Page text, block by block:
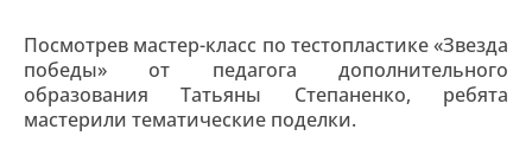
Посмотрев мастер-класс по тестопластике «Звезда
победы» от педагога дополнительного
образования Татьяны Степаненко, ребята
мастерили тематические поделки.